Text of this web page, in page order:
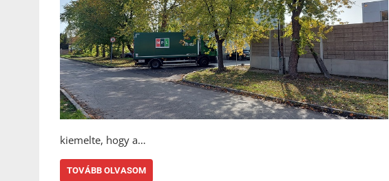
kiemelte, hogy a…
TOVÁBB OLVASOM